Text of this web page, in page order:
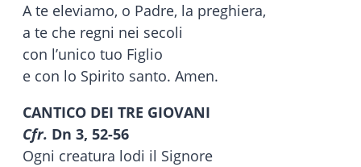
A te eleviamo, o Padre, la preghiera,
a te che regni nei secoli
con l’unico tuo Figlio
e con lo Spirito santo. Amen.
CANTICO DEI TRE GIOVANI
Cfr. Dn 3, 52-56
Ogni creatura lodi il Signore